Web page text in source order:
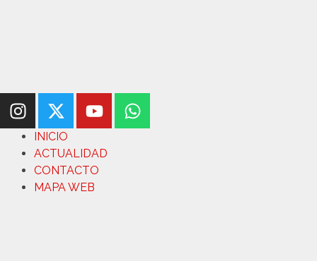
INICIO
ACTUALIDAD
CONTACTO
MAPA WEB